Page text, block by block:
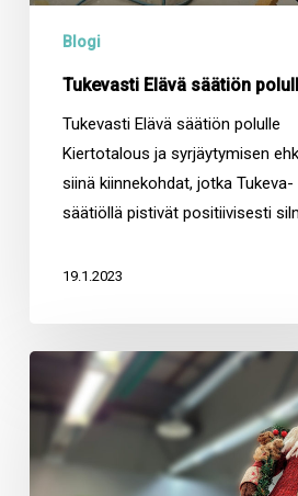
Blogi
Tukevasti Elävä säätiön
Tukevasti Elävä säätiön polulle
Kiertotalous ja syrjäytymisen
siinä kiinnekohdat, jotka Tukeva-
säätiöllä pistivät positiivisesti
19.1.2023
Pikkujoulut
Kuopion
väelle